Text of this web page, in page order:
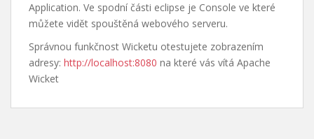
Application. Ve spodní části eclipse je Console ve které
můžete vidět spouštěná webového serveru.
Správnou funkčnost Wicketu otestujete zobrazením
adresy: http://localhost:8080 na které vás vítá Apache
Wicket